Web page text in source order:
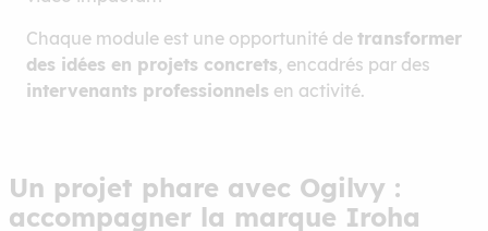
Chaque module est une opportunité de transformer
des idées en projets concrets, encadrés par des
intervenants professionnels en activité.
Un projet phare avec Ogilvy :
accompagner la marque Iroha